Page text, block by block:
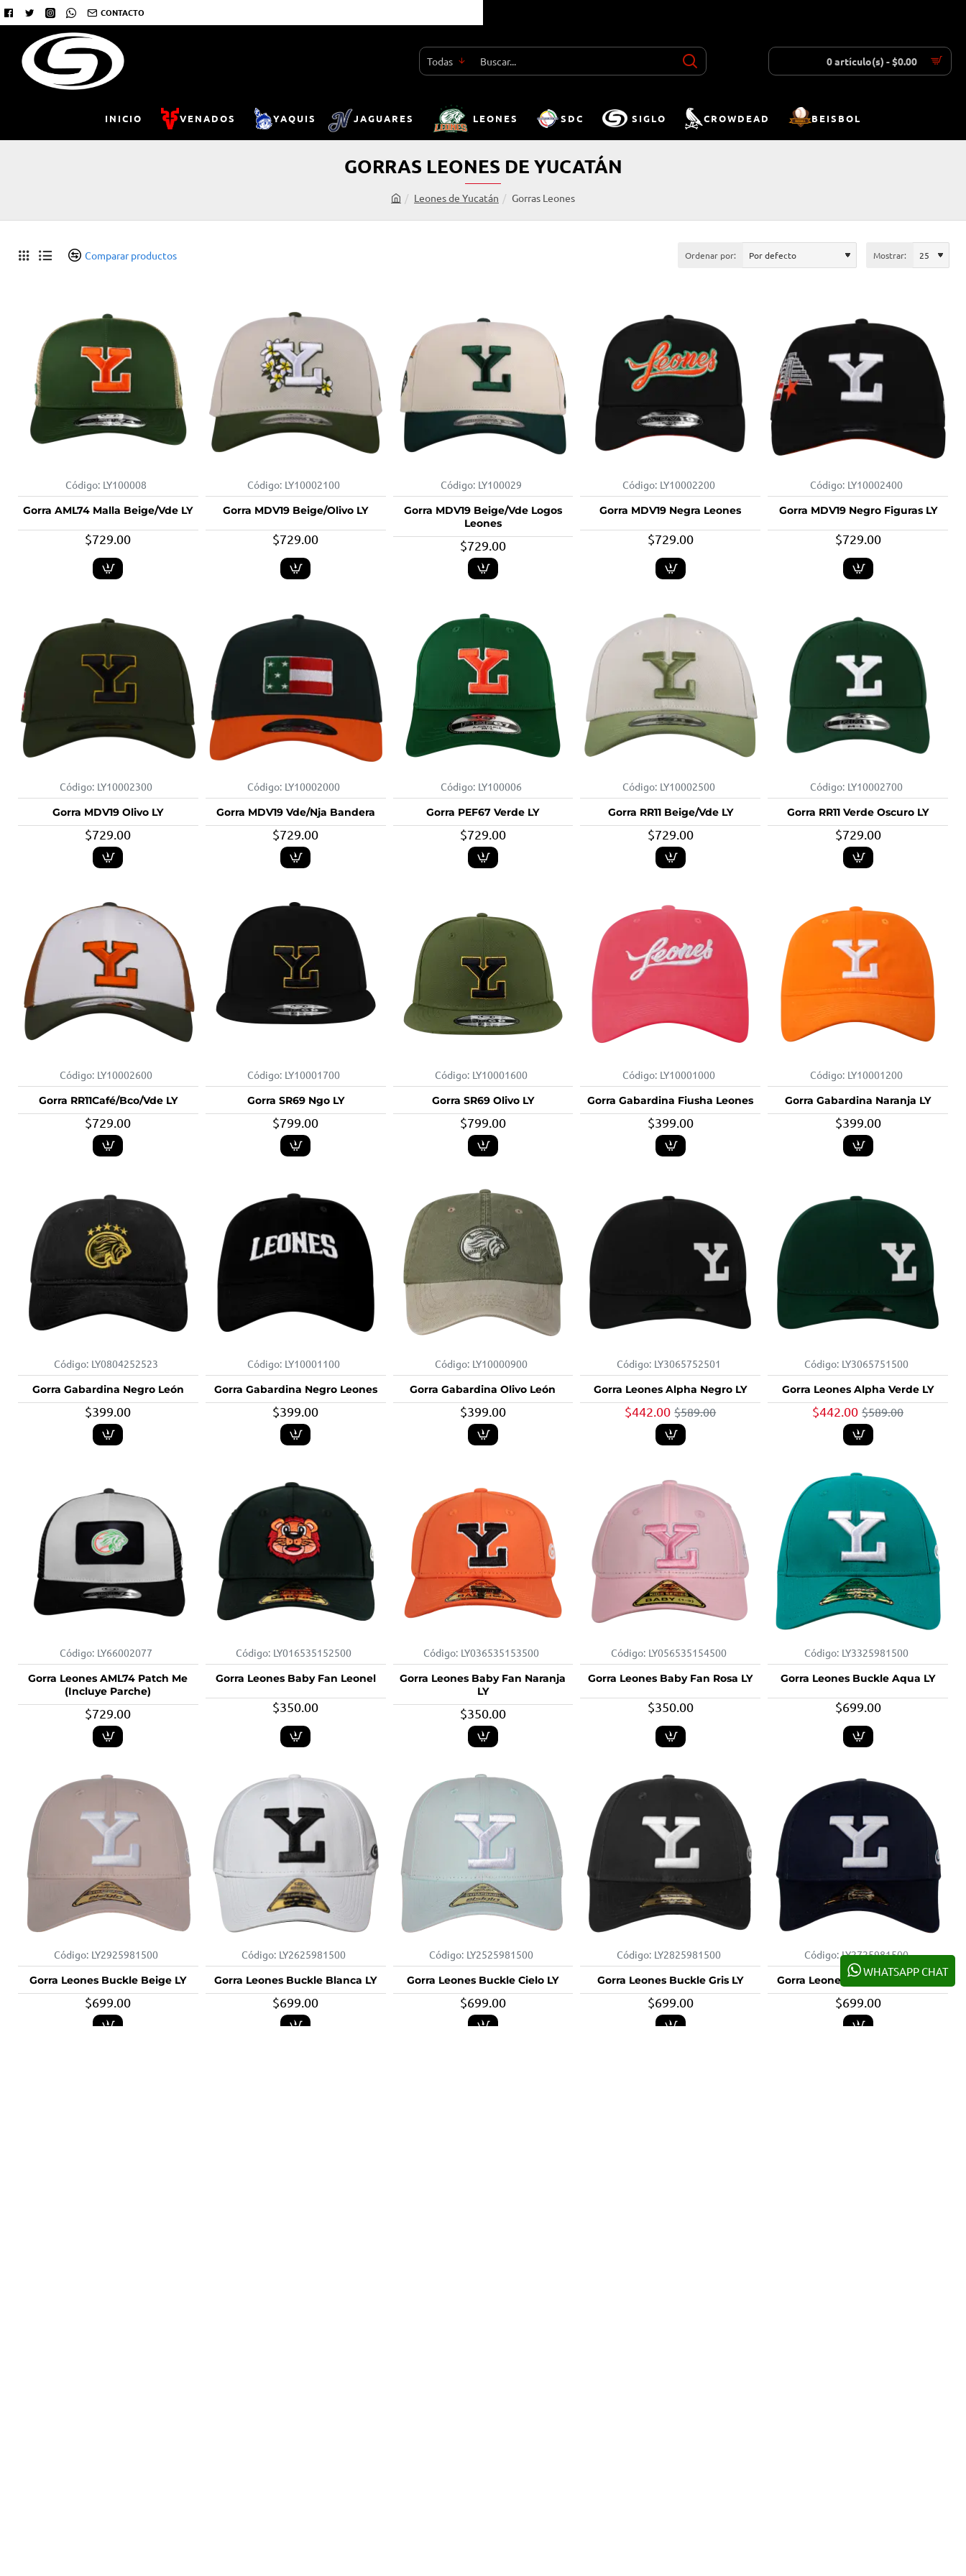
CONTACTO
Todas
Buscar... 0 artículo(s) - $0.00
INICIO VENADOS YAQUIS JAGUARES LEONES SDC SIGLO CROWDEAD BEISBOL
GORRAS LEONES DE YUCATÁN
o
Leones de Yucatán Gorras Leones
Comparar productos Ordenar por: Mostrar:
Código: LY100008
Gorra AML74 Malla Beige/Vde LY
$729.00
Código: LY10002100
Gorra MDV19 Beige/Olivo LY
$729.00
Código: LY100029
Gorra MDV19 Beige/Vde Logos
Leones
$729.00
Código: LY10002200
Gorra MDV19 Negra Leones
$729.00
Código: LY10002400
Gorra MDV19 Negro Figuras LY
$729.00
Código: LY10002300
Gorra MDV19 Olivo LY
$729.00
Código: LY10002000
Gorra MDV19 Vde/Nja Bandera
$729.00
Código: LY100006
Gorra PEF67 Verde LY
$729.00
Código: LY10002500
Gorra RR11 Beige/Vde LY
$729.00
Código: LY10002700
Gorra RR11 Verde Oscuro LY
$729.00
Código: LY10002600
Gorra RR11Café/Bco/Vde LY
$729.00
Código: LY10001700
Gorra SR69 Ngo LY
$799.00
Código: LY10001600
Gorra SR69 Olivo LY
$799.00
Código: LY10001000
Gorra Gabardina Fiusha Leones
$399.00
Código: LY10001200
Gorra Gabardina Naranja LY
$399.00
Código: LY0804252523
Gorra Gabardina Negro León
$399.00
Código: LY10001100
Gorra Gabardina Negro Leones
$399.00
Código: LY10000900
Gorra Gabardina Olivo León
$399.00
Código: LY3065752501
Gorra Leones Alpha Negro LY
$442.00 $589.00
Código: LY3065751500
Gorra Leones Alpha Verde LY
$442.00 $589.00
Código: LY66002077
Gorra Leones AML74 Patch Me
(Incluye Parche)
$729.00
Código: LY016535152500
Gorra Leones Baby Fan Leonel
$350.00
Código: LY036535153500
Gorra Leones Baby Fan Naranja
LY
$350.00
Código: LY056535154500
Gorra Leones Baby Fan Rosa LY
$350.00
Código: LY3325981500
Gorra Leones Buckle Aqua LY
$699.00
Código: LY2925981500
Gorra Leones Buckle Beige LY
$699.00
Código: LY2625981500
Gorra Leones Buckle Blanca LY
$699.00
Código: LY2525981500
Gorra Leones Buckle Cielo LY
$699.00
Código: LY2825981500
Gorra Leones Buckle Gris LY
$699.00
Código: LY2725981500
Gorra Leones Buckle Marino LY
$699.00
WHATSAPP CHAT